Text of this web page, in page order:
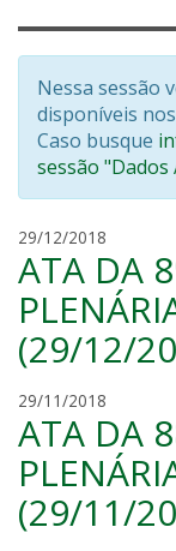
Nessa sessão
disponíveis
Caso busque
sessão
29/12/2018
l
a
i
d
e
o
r
r
e
a
ATA DA
(29/12/
29/11/2018
l
a
i
d
e
ATA DA
(29/11/